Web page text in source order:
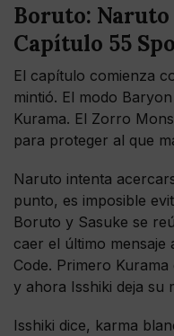
Boruto:
Capítulo 55
El capítulo comienza
mintió. El modo
Kurama. El Zorro
para proteger al que
Naruto intenta
punto, es imposible
Boruto y Sasuke se
caer el último mensaje
Code. Primero
y ahora Isshiki deja su
Isshiki dice, karma